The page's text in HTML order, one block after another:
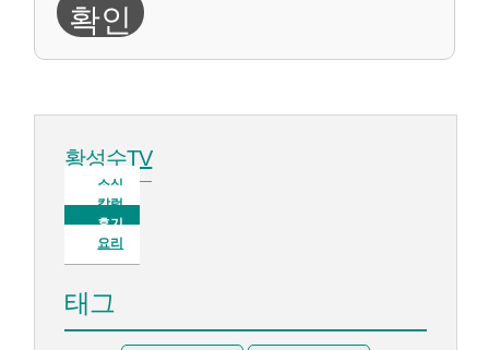
확인
황성수TV
소식
칼럼
후기
요리
태그